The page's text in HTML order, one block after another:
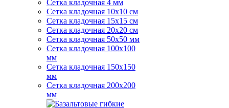
Сетка кладочная 4 мм
Сетка кладочная 10x10 см
Сетка кладочная 15x15 см
Сетка кладочная 20x20 см
Сетка кладочная 50x50 мм
Сетка кладочная 100x100
мм
Сетка кладочная 150x150
мм
Сетка кладочная 200x200
мм